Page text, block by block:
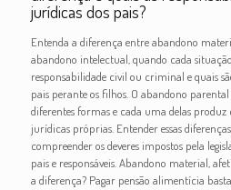
jurídicas dos pais?
Entenda a diferença entre abandono
abandono intelectual, quando cada
responsabilidade civil ou criminal e quais
pais perante os filhos. O abandono
diferentes formas e cada uma delas produz
jurídicas próprias. Entender essas
compreender os deveres impostos pela
pais e responsáveis. Abandono material,
a diferença? Pagar pensão alimentícia